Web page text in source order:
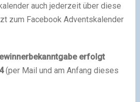
auch jederzeit über diese
zum Facebook Adventskalender
erfolgt
(per Mail und am Anfang dieses